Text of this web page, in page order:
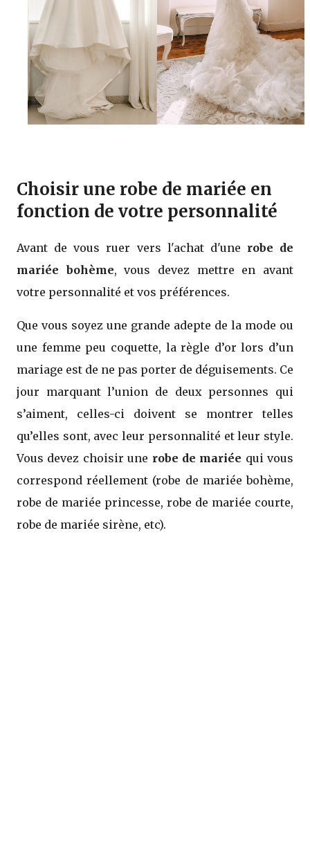
Choisir une robe de mariée en
fonction de votre personnalité
Avant de vous ruer vers l'achat d'une robe de
mariée bohème, vous devez mettre en avant
votre personnalité et vos préférences.
Que vous soyez une grande adepte de la mode ou
une femme peu coquette, la règle d’or lors d’un
mariage est de ne pas porter de déguisements. Ce
jour marquant l’union de deux personnes qui
s’aiment, celles-ci doivent se montrer telles
qu’elles sont, avec leur personnalité et leur style.
Vous devez choisir une robe de mariée qui vous
correspond réellement (robe de mariée bohème,
robe de mariée princesse, robe de mariée courte,
robe de mariée sirène, etc).